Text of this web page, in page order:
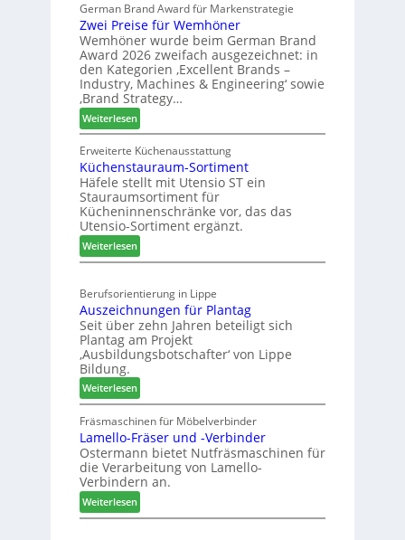
c
h
ä
f
t
a
h
r
s
t
F
ü
h
r
u
n
a
n
v
e
d
i
u
n
d
H
u
b
t
e
x
s
t
e
e
n
a
u
German Brand Award für Markenstrategie
Zwei Preise für Wemhöner
Wemhöner wurde beim German Brand
Award 2026 zweifach ausgezeichnet: in
den Kategorien ‚Excellent Brands –
Industry, Machines & Engineering‘ sowie
‚Brand Strategy…
Weiterlesen:
Z
w
e
i
P
r
e
i
s
f
ü
r
W
e
m
h
ö
n
e
r
Erweiterte Küchenausstattung
Küchenstauraum-Sortiment
Häfele stellt mit Utensio ST ein
Stauraumsortiment für
Kücheninnenschränke vor, das das
Utensio-Sortiment ergänzt.
Weiterlesen:
K
c
h
e
n
s
t
a
u
r
a
u
m
-
S
o
Berufsorientierung in Lippe
Auszeichnungen für Plantag
Seit über zehn Jahren beteiligt sich
Plantag am Projekt
‚Ausbildungsbotschafter‘ von Lippe
Bildung.
Weiterlesen:
A
u
s
z
e
i
c
h
Fräsmaschinen für Möbelverbinder
Lamello-Fräser und -Verbinder
Ostermann bietet Nutfräsmaschinen für
die Verarbeitung von Lamello-
Verbindern an.
Weiterlesen:
L